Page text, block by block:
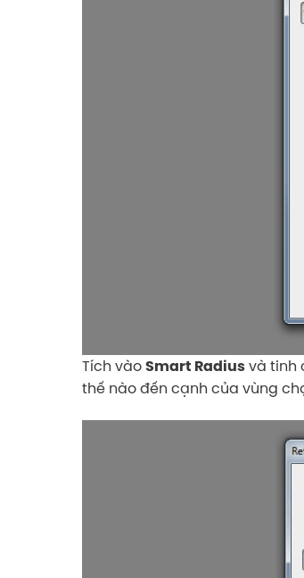
Tích vàoSmart Radiusvà tinh
thế nào đến cạnh của vùng